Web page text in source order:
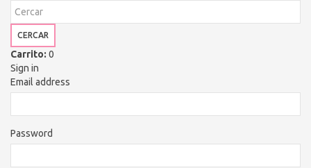
CERCAR
Carrito: 0
Sign in
Email address
Password